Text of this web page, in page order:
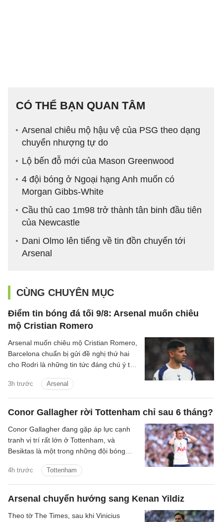
CÓ THỂ BẠN QUAN TÂM
Arsenal chiêu mộ hậu vệ của PSG theo dạng
chuyển nhượng tự do
Lộ bến đỗ mới của Mason Greenwood
4 đội bóng ở Ngoại hạng Anh muốn có
Morgan Gibbs-White
Cầu thủ cao 1m98 trở thành tân binh đầu tiên
của Newcastle
Dani Olmo lên tiếng về tin đồn chuyển tới
Arsenal
CÙNG CHUYÊN MỤC
Điểm tin bóng đá tối 9/8: Arsenal muốn chiêu
mộ Cristian Romero
3h trước Arsenal
Arsenal muốn chiêu mộ Cristian Romero,
Barcelona chuẩn bị gửi đề nghị thứ hai
cho Rodri là những tin tức đáng chú ý tối
Conor Gallagher rời Tottenham chỉ sau 6 tháng?
4h trước Tottenham
Conor Gallagher đang gặp áp lực cạnh
tranh vị trí rất lớn ở Tottenham, và
Besiktas là một trong những đội bóng
Arsenal chuyển hướng sang Kenan Yildiz
Theo tờ The Times, sau khi Vinicius